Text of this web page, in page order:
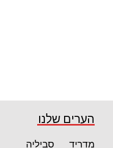
הערים שלנו
סביליה מדריד